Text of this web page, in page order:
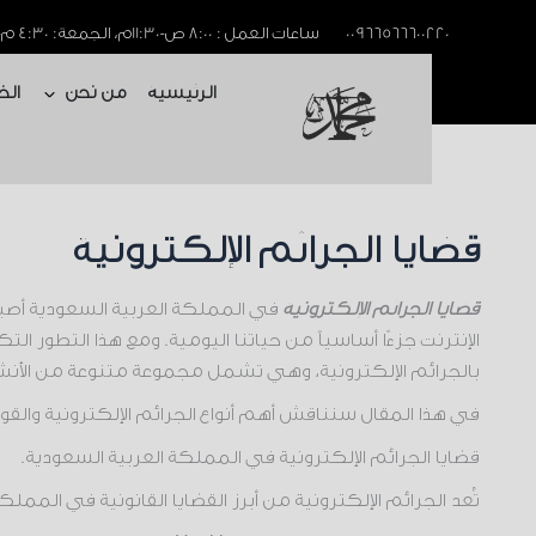
00966566600220 ساعات العمل : 8:00 ص-11:30م، الجمعة: 4:30 م-11:30م
الرئيسية من نحن Open من نحن
الرئيسية من نحن Open من نحن
قضايا الجرائم الإلكترونية
قضايا الجرائم الإلكترونية في المملكة العربية السعودية
الإنترنت جزءًا أساسياً من حياتنا اليومية. ومع هذا
بالجرائم الإلكترونية، وهي تشمل مجموعة متنوعة من
في هذا المقال سنناقش أهم أنواع الجرائم الإلكترونية
قضايا الجرائم الإلكترونية في المملكة العربية السعودية.
تُعد الجرائم الإلكترونية من أبرز القضايا القانونية في